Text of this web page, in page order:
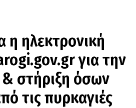
η ηλεκτρονική
για την
στήριξη όσων
τις πυρκαγιές